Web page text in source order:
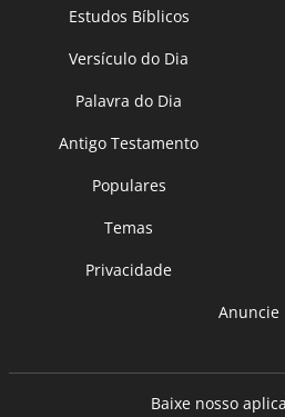
Estudos Bíblicos
Versículo do Dia
Palavra do Dia
Antigo Testamento
Populares
Temas
Privacidade
Anuncie
Baixe nosso